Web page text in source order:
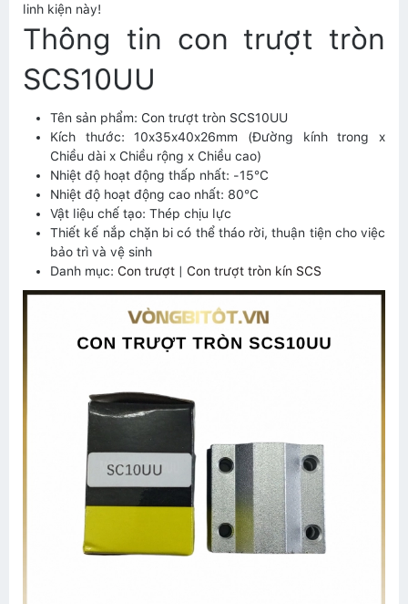
linh kiện này!
Thông tin con trượt tròn
SCS10UU
Tên sản phẩm: Con trượt tròn SCS10UU
Kích thước: 10x35x40x26mm (Đường kính trong x
Chiều dài x Chiều rộng x Chiều cao)
Nhiệt độ hoạt động thấp nhất: -15°C
Nhiệt độ hoạt động cao nhất: 80°C
Vật liệu chế tạo: Thép chịu lực
Thiết kế nắp chặn bi có thể tháo rời, thuận tiện cho việc
bảo trì và vệ sinh
Danh mục: Con trượt | Con trượt tròn kín SCS